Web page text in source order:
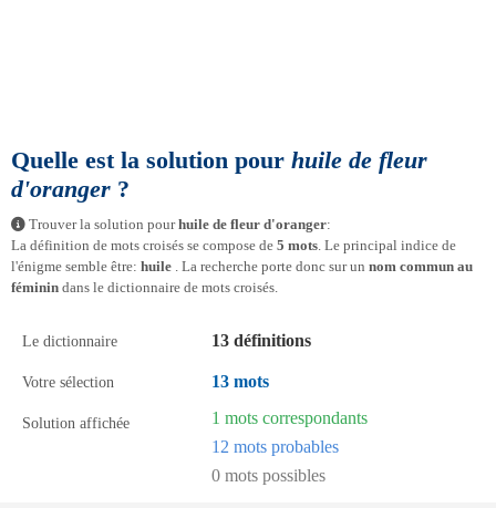
Quelle est la solution pour huile de fleur
d'oranger ?
Trouver la solution pourhuile de fleur d'oranger:
La définition de mots croisés se compose de 5 mots. Le principal indice de
l'énigme semble être: huile . La recherche porte donc sur un nom commun au
féminin dans le dictionnaire de mots croisés.
Le dictionnaire 13 définitions
Votre sélection 13 mots
Solution affichée
1 mots correspondants
12 mots probables
0 mots possibles